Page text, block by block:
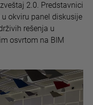
2.0. Predstavnici
okviru panel diskusije
rešenja u
osvrtom na BIM